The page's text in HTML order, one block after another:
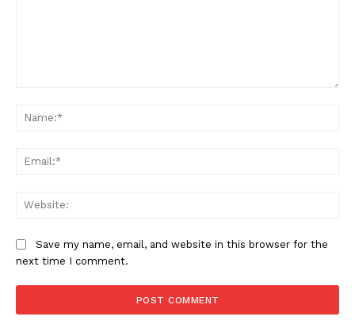
Save my name, email, and website in this browser for the
next time I comment.